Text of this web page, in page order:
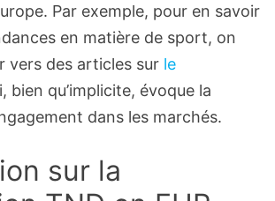
Par exemple, pour en savoir
en matière de sport, on
vers des articles sur le
bien qu’implicite, évoque la
dans les marchés.
sur la